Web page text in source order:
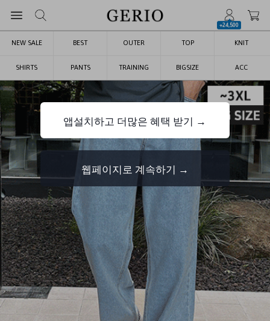
+24,500
NEW SALE BEST OUTER TOP KNIT
SHIRTS PANTS TRAINING BIGSIZE ACC
앱설치하고 더많은 혜택 받기 →
웹페이지로 계속하기 →